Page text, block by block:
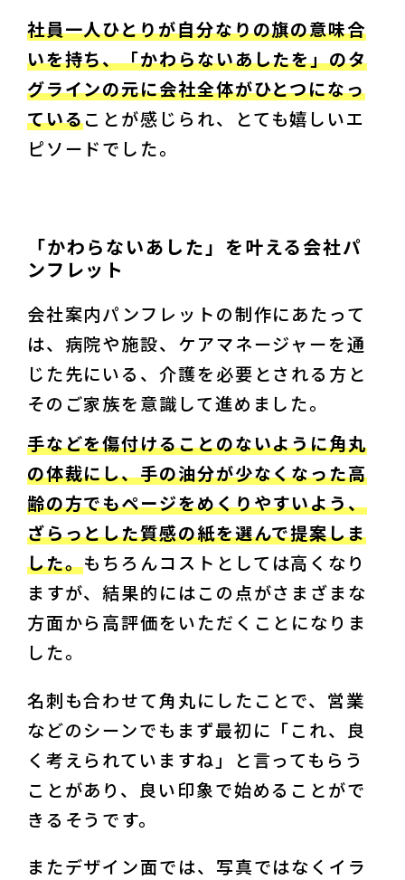
社員一人ひとりが自分なりの旗の意味合
いを持ち、「かわらないあしたを」のタ
グラインの元に会社全体がひとつになっ
ていることが感じられ、とても嬉しいエ
ピソードでした。
「かわらないあした」を叶える会社パ
ンフレット
会社案内パンフレットの制作にあたって
は、病院や施設、ケアマネージャーを通
じた先にいる、介護を必要とされる方と
そのご家族を意識して進めました。
手などを傷付けることのないように角丸
の体裁にし、手の油分が少なくなった高
齢の方でもページをめくりやすいよう、
ざらっとした質感の紙を選んで提案しま
した。もちろんコストとしては高くなり
ますが、結果的にはこの点がさまざまな
方面から高評価をいただくことになりま
した。
名刺も合わせて角丸にしたことで、営業
などのシーンでもまず最初に「これ、良
く考えられていますね」と言ってもらう
ことがあり、良い印象で始めることがで
きるそうです。
またデザイン面では、写真ではなくイラ